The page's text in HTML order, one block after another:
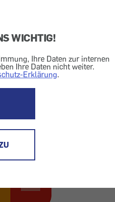
WICHTIG!
Ihre Daten zur internen
Ihre Daten nicht weiter.
Erklärung.
Freizeit + Familie
Produkte für Kinder
Achten Sie auf den Nutri-